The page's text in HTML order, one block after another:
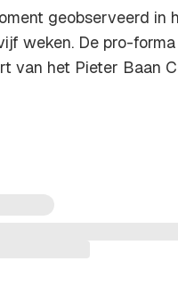
geobserveerd in
weken. De pro-
van het Pieter Baan